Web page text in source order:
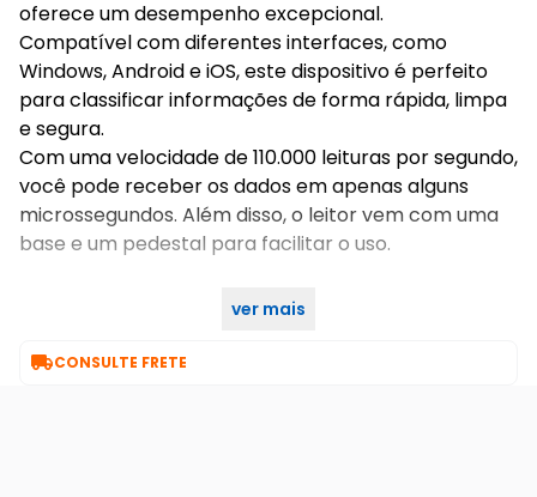
oferece um desempenho excepcional.
Compatível com diferentes interfaces, como
Windows, Android e iOS, este dispositivo é perfeito
para classificar informações de forma rápida, limpa
e segura.
Com uma velocidade de 110.000 leituras por segundo,
você pode receber os dados em apenas alguns
microssegundos. Além disso, o leitor vem com uma
base e um pedestal para facilitar o uso.
ver mais
CONSULTE FRETE